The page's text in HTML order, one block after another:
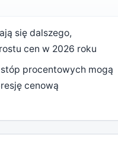
się dalszego,
cen w 2026 roku
procentowych mogą
cenową